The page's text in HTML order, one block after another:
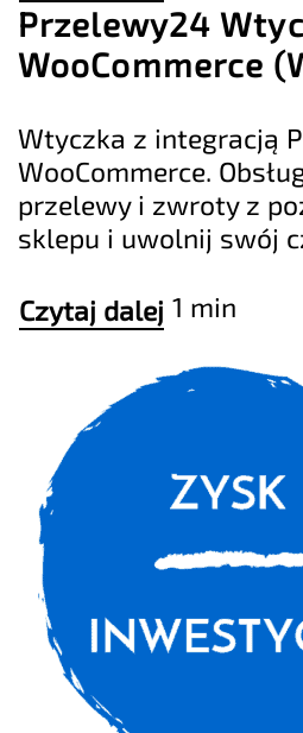
Przelewy24
WooCommerce
Wtyczka z integracją
WooCommerce.
przelewy i zwroty z
sklepu i uwolnij swój
Czytaj dalej 1 min